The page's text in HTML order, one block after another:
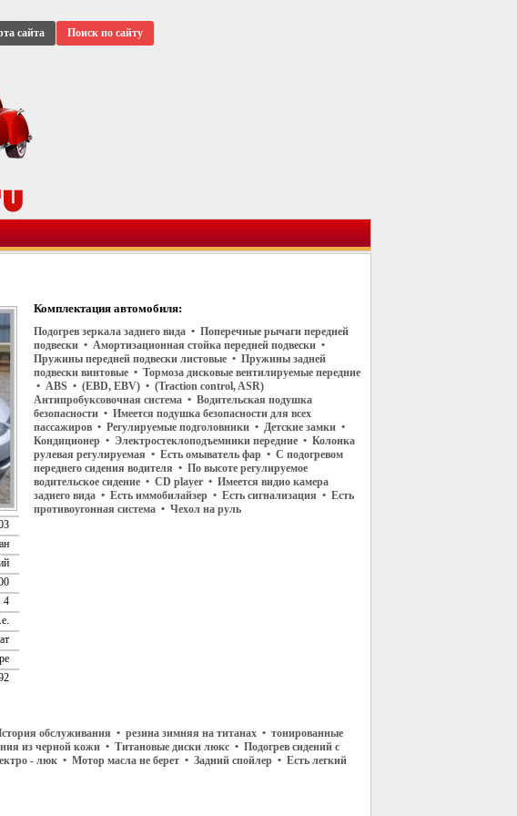
сайта Поиск по сайту
4
Комплектация автомобиля:
Подогрев зеркала заднего вида • Поперечные рычаги передней
подвески • Амортизационная стойка передней подвески •
Пружины передней подвески листовые • Пружины задней
подвески винтовые • Тормоза дисковые вентилируемые передние
• ABS • (EBD, EBV) • (Traction control, ASR)
Антипробуксовочная система • Водительская подушка
безопасности • Имеется подушка безопасности для всех
пассажиров • Регулируемые подголовники • Детские замки •
Кондиционер • Электростеклоподъемники передние • Колонка
рулевая регулируемая • Есть омыватель фар • С подогревом
переднего сидения водителя • По высоте регулируемое
водительское сидение • CD player • Имеется видио камера
заднего вида • Есть иммобилайзер • Есть сигнализация • Есть
противоугонная система • Чехол на руль
обслуживания • резина зимняя на титанах • тонированные
из черной кожи • Титановые диски люкс • Подогрев сидений с
- люк • Мотор масла не берет • Задний спойлер • Есть легкий